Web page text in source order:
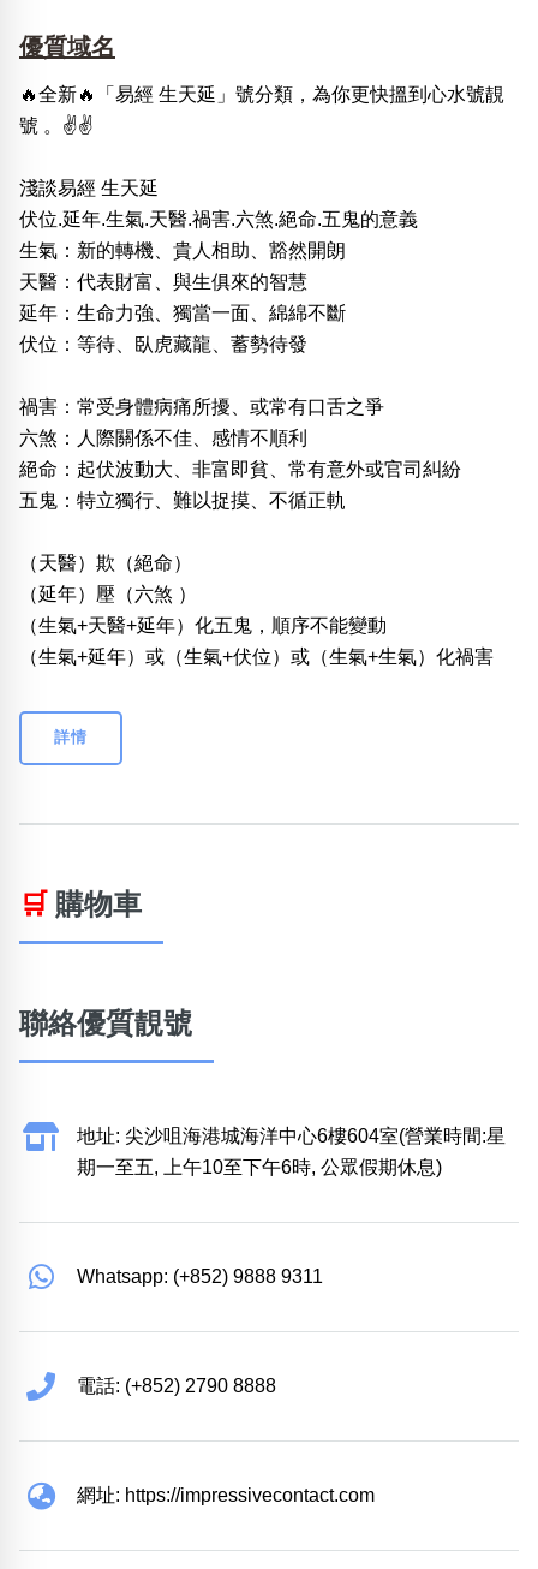
優質域名
🔥全新🔥「易經 生天延」號分類，為你更快搵到心水號靚
號 。✌️✌️
淺談易經 生天延
伏位.延年.生氣.天醫.禍害.六煞.絕命.五鬼的意義
生氣：新的轉機、貴人相助、豁然開朗
天醫：代表財富、與生俱來的智慧
延年：生命力強、獨當一面、綿綿不斷
伏位：等待、臥虎藏龍、蓄勢待發
禍害：常受身體病痛所擾、或常有口舌之爭
六煞：人際關係不佳、感情不順利
絕命：起伏波動大、非富即貧、常有意外或官司糾紛
五鬼：特立獨行、難以捉摸、不循正軌
（天醫）欺（絕命）
（延年）壓（六煞 ）
（生氣+天醫+延年）化五鬼，順序不能變動
（生氣+延年）或（生氣+伏位）或（生氣+生氣）化禍害
詳情
🛒 購物車
聯絡優質靚號
地址: 尖沙咀海港城海洋中心6樓604室(營業時間:星
期一至五, 上午10至下午6時, 公眾假期休息)
Whatsapp: (+852) 9888 9311
電話: (+852) 2790 8888
網址: https://impressivecontact.com